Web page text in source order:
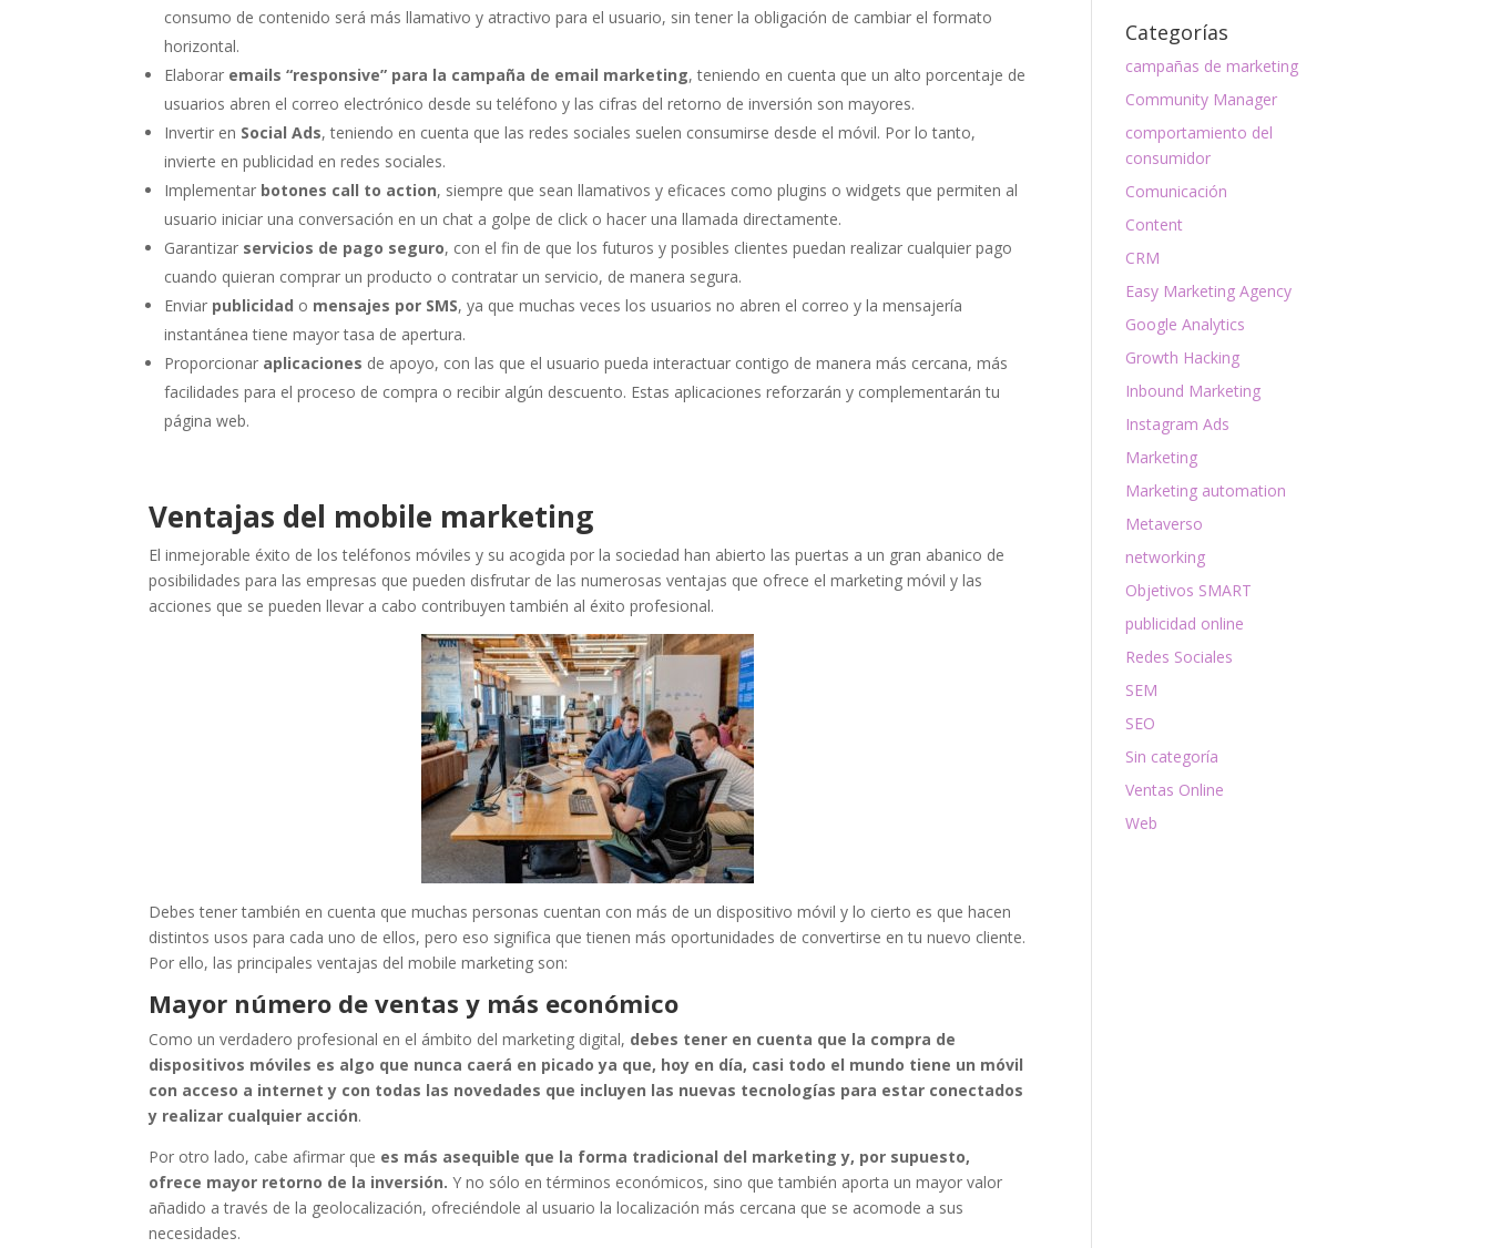
consumo de contenido será más llamativo y atractivo para el usuario, sin tener la obligación de cambiar el formato
horizontal.
Elaborar emails “responsive” para la campaña de email marketing, teniendo en cuenta que un alto porcentaje de
usuarios abren el correo electrónico desde su teléfono y las cifras del retorno de inversión son mayores.
Invertir en Social Ads, teniendo en cuenta que las redes sociales suelen consumirse desde el móvil. Por lo tanto,
invierte en publicidad en redes sociales.
Implementar botones call to action, siempre que sean llamativos y eficaces como plugins o widgets que permiten al
usuario iniciar una conversación en un chat a golpe de click o hacer una llamada directamente.
Garantizar servicios de pago seguro, con el fin de que los futuros y posibles clientes puedan realizar cualquier pago
cuando quieran comprar un producto o contratar un servicio, de manera segura.
Enviar publicidad o mensajes por SMS, ya que muchas veces los usuarios no abren el correo y la mensajería
instantánea tiene mayor tasa de apertura.
Proporcionar aplicaciones de apoyo, con las que el usuario pueda interactuar contigo de manera más cercana, más
facilidades para el proceso de compra o recibir algún descuento. Estas aplicaciones reforzarán y complementarán tu
página web.
Ventajas del mobile marketing
El inmejorable éxito de los teléfonos móviles y su acogida por la sociedad han abierto las puertas a un gran abanico de
posibilidades para las empresas que pueden disfrutar de las numerosas ventajas que ofrece el marketing móvil y las
acciones que se pueden llevar a cabo contribuyen también al éxito profesional.
Debes tener también en cuenta que muchas personas cuentan con más de un dispositivo móvil y lo cierto es que hacen
distintos usos para cada uno de ellos, pero eso significa que tienen más oportunidades de convertirse en tu nuevo cliente.
Por ello, las principales ventajas del mobile marketing son:
Mayor número de ventas y más económico
Como un verdadero profesional en el ámbito del marketing digital, debes tener en cuenta que la compra de
dispositivos móviles es algo que nunca caerá en picado ya que, hoy en día, casi todo el mundo tiene un móvil
con acceso a internet y con todas las novedades que incluyen las nuevas tecnologías para estar conectados
y realizar cualquier acción.
Por otro lado, cabe afirmar que es más asequible que la forma tradicional del marketing y, por supuesto,
ofrece mayor retorno de la inversión. Y no sólo en términos económicos, sino que también aporta un mayor valor
añadido a través de la geolocalización, ofreciéndole al usuario la localización más cercana que se acomode a sus
necesidades.
Categorías
campañas de marketing
Community Manager
comportamiento del
consumidor
Comunicación
Content
CRM
Easy Marketing Agency
Google Analytics
Growth Hacking
Inbound Marketing
Instagram Ads
Marketing
Marketing automation
Metaverso
networking
Objetivos SMART
publicidad online
Redes Sociales
SEM
SEO
Sin categoría
Ventas Online
Web